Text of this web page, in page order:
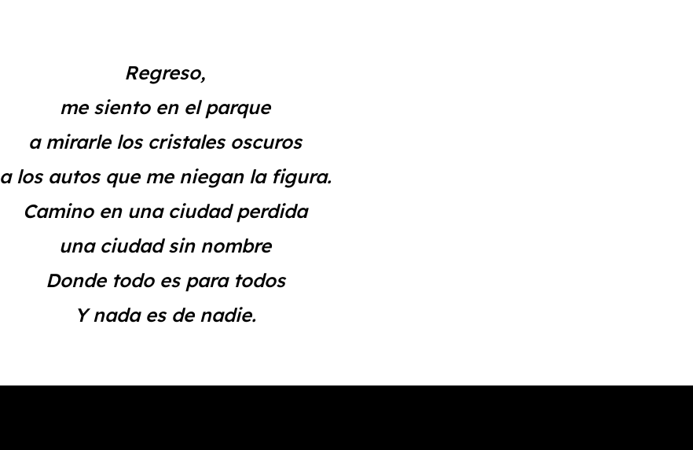
Regreso,
me siento en el parque
a mirarle los cristales oscuros
a los autos que me niegan la figura.
Camino en una ciudad perdida
una ciudad sin nombre
Donde todo es para todos
Y nada es de nadie.